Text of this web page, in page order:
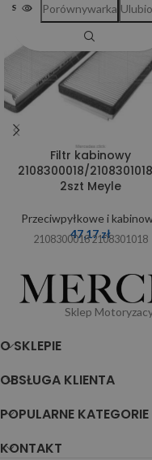
SOLD OUT
Filtr kabinowy
2108300018/
2szt Meyle
Przeciwpyłkowe i
47,17zł
2108300018 2108301018
Porównywarka
Sklep
O SKLEPIE
OBSŁUGA KLIENTA
POPULARNE KATEGORIE
KONTAKT